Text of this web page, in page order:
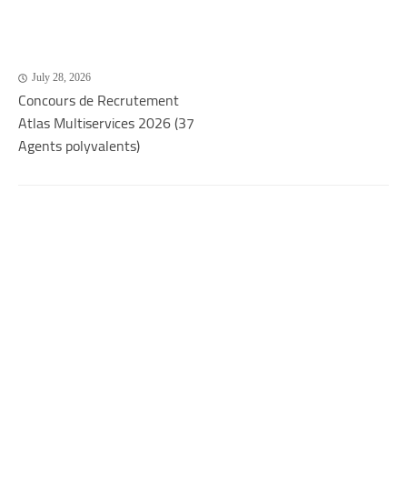
July 28, 2026
Concours de Recrutement
Atlas Multiservices 2026 (37
Agents polyvalents)